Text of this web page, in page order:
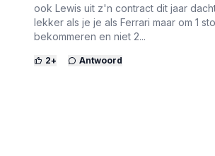
ook Lewis uit z'n contract dit jaar
lekker als je je als Ferrari maar om 1
bekommeren en niet 2...
2+ Antwoord